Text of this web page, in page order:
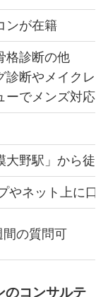
ンが在籍
格診断の他
診断やメイクレ
ーでメンズ対応可
大野駅」から徒
やネット上に口
間の質問可
のコンサルテ